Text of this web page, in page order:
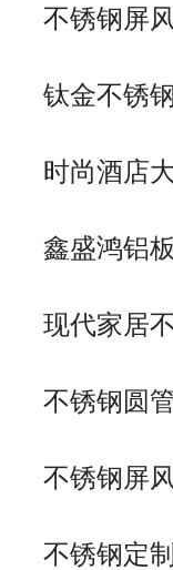
不锈钢屏
钛金不锈
时尚酒店
鑫盛鸿铝
现代家居
不锈钢圆
不锈钢屏
不锈钢定